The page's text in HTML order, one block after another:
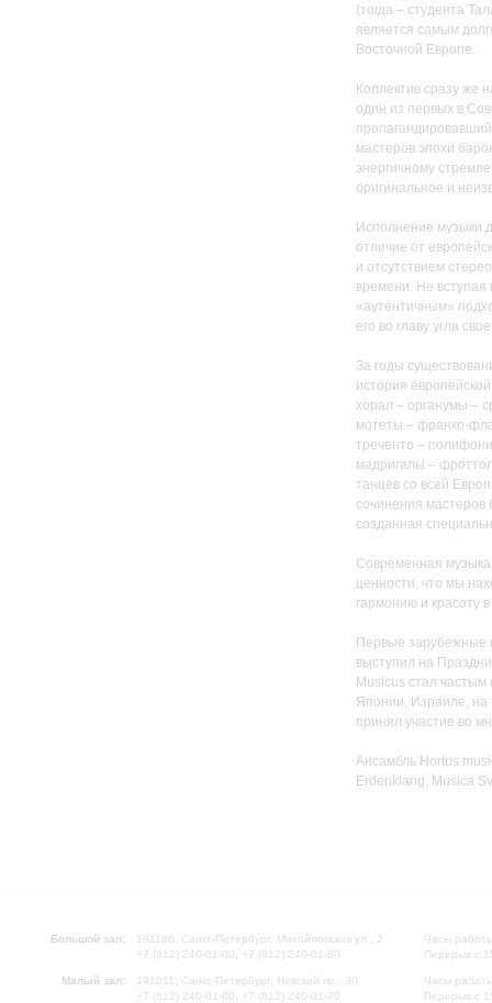
(тогда – студента
является самым
Восточной Европе.
Коллектив сразу же
один из первых в
мастеров эпохи
энергичному
оригинальное и
Исполнение музыки
отличие от
и отсутствием
времени. Не вступая
«аутентичным»
его во главу угла
За годы
история
хорал – органумы –
мотеты – франко-
треченто –
мадригалы –
танцев со всей
сочинения мастеров
созданная
Современная
ценности, что мы
гармонию и красоту
Первые зарубежные
выступил на
Musicus стал
Японии, Израиле, на
принял участие во
Ансамбль Hortus
Erdenklang, Musica
Большой зал:
191186, Санкт-Петербург, Михайловская ул., 2
+7 (812) 240-01-00, +7 (812) 240-01-80
Малый зал:
191011, Санкт-Петербург, Невский пр., 30
+7 (812) 240-01-00, +7 (812) 240-01-70
Часы
Перерыв с
Часы
Перерыв с